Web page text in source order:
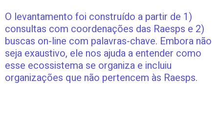
O levantamento foi construído a partir de 1)
consultas com coordenações das Raesps e 2)
buscas on-line com palavras-chave. Embora não
seja exaustivo, ele nos ajuda a entender como
esse ecossistema se organiza e incluiu
organizações que não pertencem às Raesps.